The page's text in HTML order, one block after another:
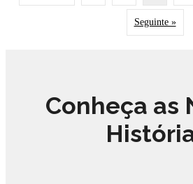
Seguinte »
Conheça as